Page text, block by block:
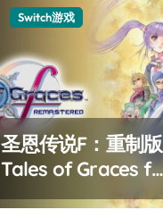
Switch游戏
圣恩传说F：重制版
Tales of Graces f
Remastered